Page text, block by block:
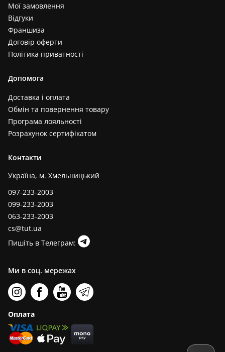
Мої замовлення
Відгуки
Франшиза
Договір оферти
Політика приватності
Допомога
Доставка і оплата
Обмін та повернення товару
Програма лояльності
Розрахунок сертифікатом
Контакти
Україна, м. Хмельницький
097-233-2003
099-233-2003
063-233-2003
cs@tut.ua
Пишіть в Телеграм:
Ми в соц. мережах
Оплата